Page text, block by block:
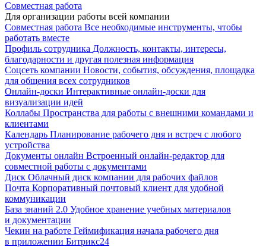
Совместная работа
Для организации работы всей компании
Совместная работа Все необходимые инструменты, чтобы
работать вместе
Профиль сотрудника Должность, контакты, интересы,
благодарности и другая полезная информация
Соцсеть компании Новости, события, обсуждения, площадка
для общения всех сотрудников
Онлайн-доски Интерактивные онлайн-доски для
визуализации идей
Коллабы Пространства для работы с внешними командами и
клиентами
Календарь Планирование рабочего дня и встреч с любого
устройства
Документы онлайн Встроенный онлайн-редактор для
совместной работы с документами
Диск Облачный диск компании для рабочих файлов
Почта Корпоративный почтовый клиент для удобной
коммуникации
База знаний 2.0 Удобное хранение учебных материалов
и документации
Чекин на работе Геймификация начала рабочего дня
в приложении Битрикс24